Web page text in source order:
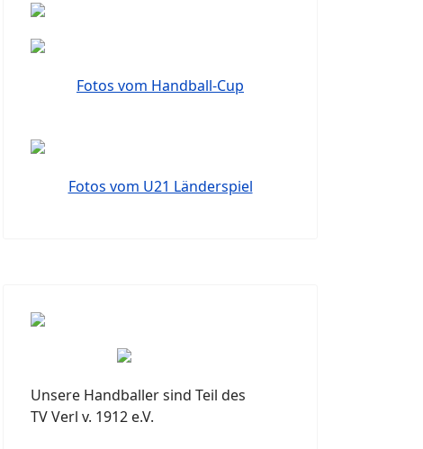
Fotos vom Handball-Cup
Fotos vom U21 Länderspiel
Unsere Handballer sind Teil des
TV Verl v. 1912 e.V.